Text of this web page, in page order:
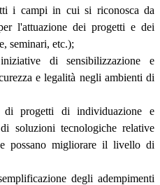
i campi in cui si riconosca da
l'attuazione dei progetti e dei
seminari, etc.);
di sensibilizzazione e
e legalità negli ambienti di
di progetti di individuazione e
soluzioni tecnologiche relative
possano migliorare il livello di
degli adempimenti